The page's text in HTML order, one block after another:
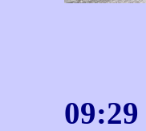
09:29